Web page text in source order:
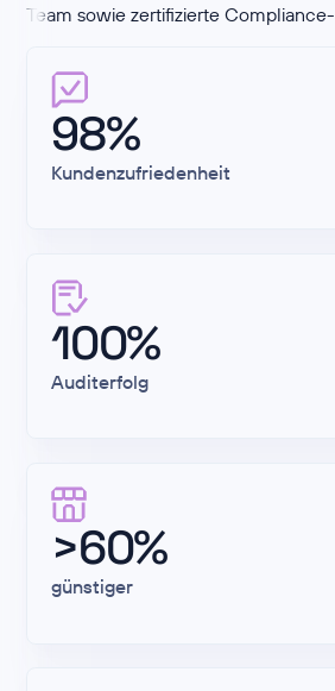
Team sowie zertifizierte Compliance-
98%
Kundenzufriedenheit
100%
Auditerfolg
>60%
günstiger